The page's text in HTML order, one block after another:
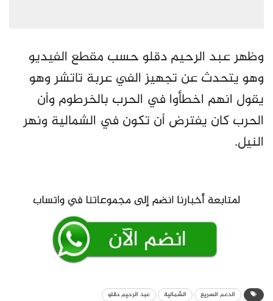
وظهر عبد الرحيم دقلو حسب مقطع الفيديو
وهو يتحدث عن تجهيز الفي عربة تاتشر وهو
يقول انهم اخطأوا في الحرب بالخرطوم وأن
الحرب كان يفترض أن تكون في الشمالية ونهر
النيل.
الدعم السريع الشمالية عبد الرحيم دقلو